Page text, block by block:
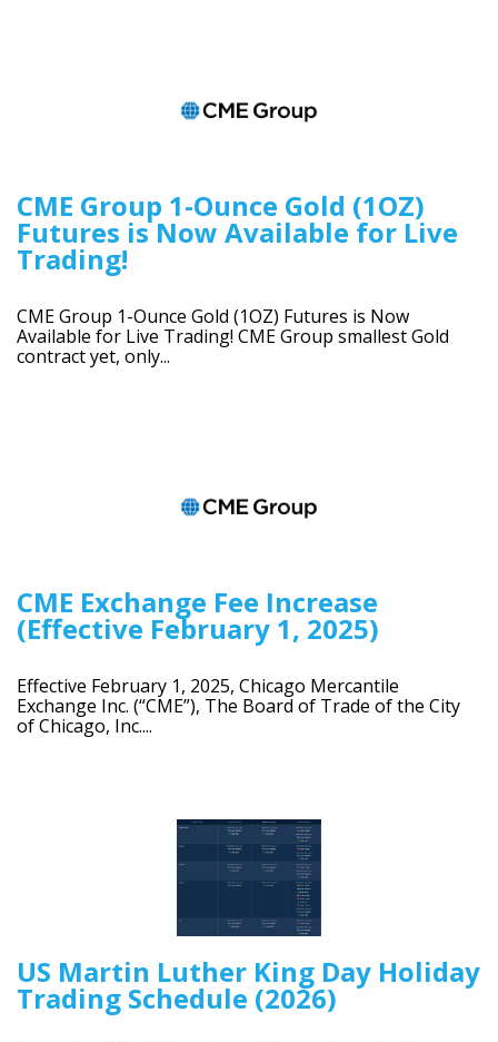
CME Group 1-Ounce Gold (1OZ)
Futures is Now Available for Live
Trading!
CME Group 1-Ounce Gold (1OZ) Futures is Now
Available for Live Trading! CME Group smallest Gold
contract yet, only...
CME Exchange Fee Increase
(Effective February 1, 2025)
Effective February 1, 2025, Chicago Mercantile
Exchange Inc. (“CME”), The Board of Trade of the City
of Chicago, Inc....
US Martin Luther King Day Holiday
Trading Schedule (2026)